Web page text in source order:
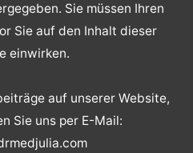
Sie müssen Ihren
Sie auf den Inhalt dieser
einwirken.
auf unserer Website,
Sie uns per E-Mail: